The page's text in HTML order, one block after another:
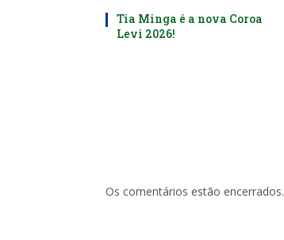
Tia Minga é a nova Coroa
Levi 2026!
Os comentários estão encerrados.